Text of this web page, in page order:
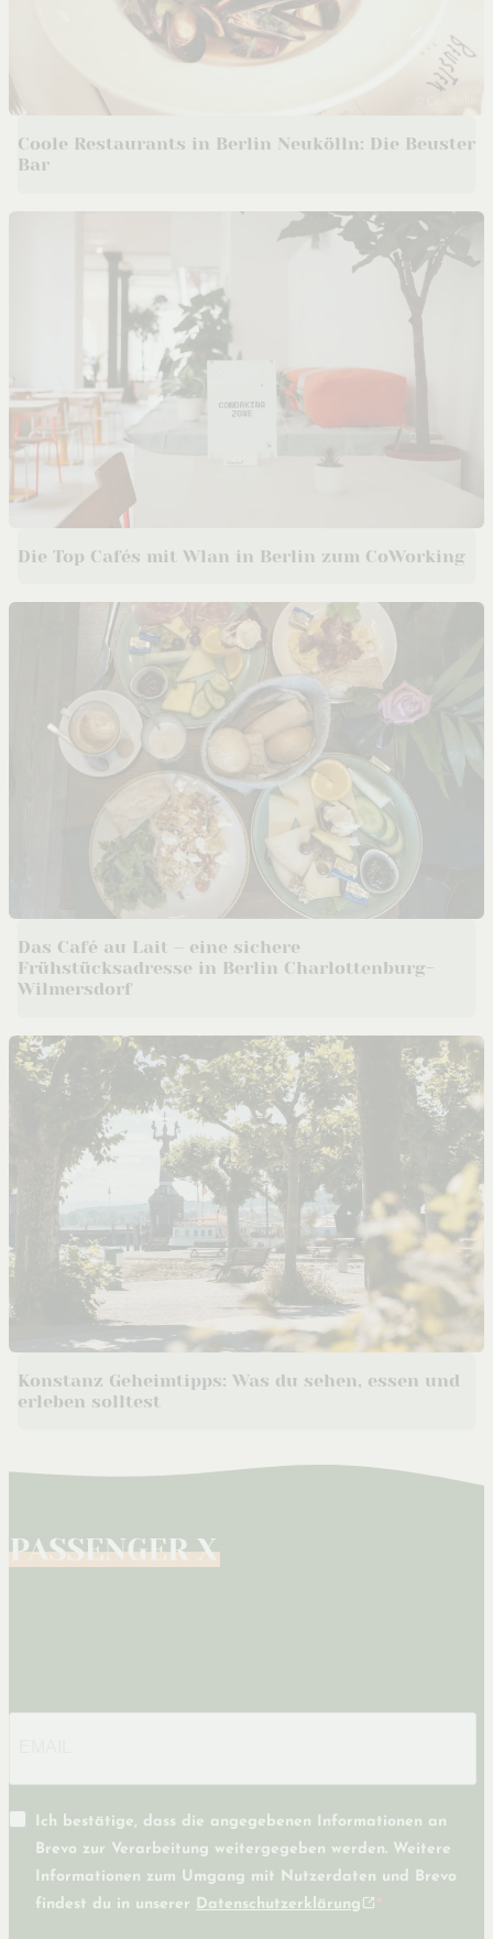
Coole Restaurants in Berlin Neukölln: Die Beuster
Bar
Die Top Cafés mit Wlan in Berlin zum CoWorking
Das Café au Lait – eine sichere
Frühstücksadresse in Berlin Charlottenburg-
Wilmersdorf
Konstanz Geheimtipps: Was du sehen, essen und
erleben solltest
Ich bestätige, dass die angegebenen Informationen an
Brevo zur Verarbeitung weitergegeben werden. Weitere
Informationen zum Umgang mit Nutzerdaten und Brevo
findest du in unserer Datenschutzerklärung